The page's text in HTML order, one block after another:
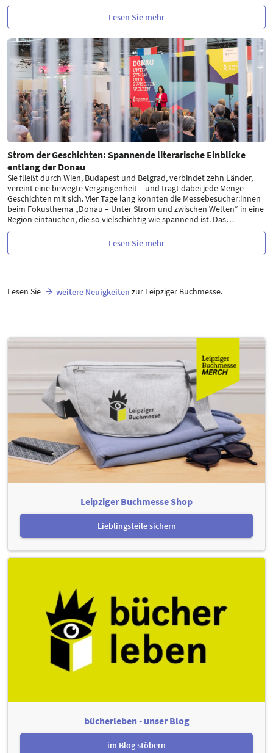
Lesen Sie mehr
Strom der Geschichten: Spannende literarische Einblicke
entlang der Donau
Sie fließt durch Wien, Budapest und Belgrad, verbindet zehn Länder,
vereint eine bewegte Vergangenheit – und trägt dabei jede Menge
Geschichten mit sich. Vier Tage lang konnten die Messebesucher:innen
beim Fokusthema „Donau – Unter Strom und zwischen Welten“ in eine
Region eintauchen, die so vielschichtig wie spannend ist. Das…
Lesen Sie mehr
Lesen Sie weitere Neuigkeiten zur Leipziger Buchmesse.
Leipziger Buchmesse Shop
Lieblingsteile sichern
bücherleben - unser Blog
im Blog stöbern